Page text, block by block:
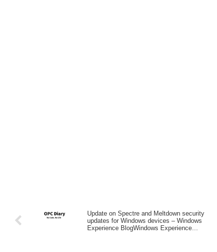
Update on Spectre and Meltdown security
updates for Windows devices – Windows
Experience BlogWindows Experience